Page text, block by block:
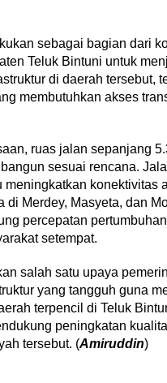
sebagai bagian dari
Teluk Bintuni untuk
di daerah tersebut,
membutuhkan akses
ruas jalan sepanjang
sesuai rencana.
meningkatkan konektivitas
di Merdey, Masyeta, dan
percepatan
setempat.
salah satu upaya
yang tangguh guna
terpencil di Teluk
peningkatan
tersebut. (Amiruddin)